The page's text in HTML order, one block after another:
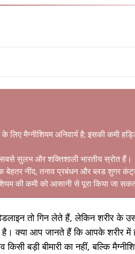
मैग्नीशियम अनिवार्य है; इसकी कमी
सुलभ और शक्तिशाली भारतीय स्रोत हैं।
बेहतर नींद, तनाव प्रबंधन और ब्लड शुगर
की कमी को आसानी से पूरा किया जा
तो गिन लेते हैं, लेकिन शरीर के उस
क्या आप जानते हैं कि आपके शरीर में
बड़ी बीमारी का नहीं, बल्कि